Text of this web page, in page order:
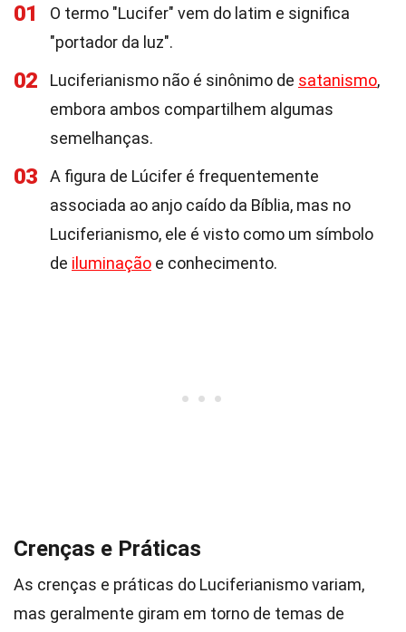
01
O termo "Lucifer" vem do latim e significa
"portador da luz".
02 Luciferianismo não é sinônimo de satanismo,
embora ambos compartilhem algumas
semelhanças.
03
A figura de Lúcifer é frequentemente
associada ao anjo caído da Bíblia, mas no
Luciferianismo, ele é visto como um símbolo
de iluminação e conhecimento.
Crenças e Práticas
As crenças e práticas do Luciferianismo variam,
mas geralmente giram em torno de temas de